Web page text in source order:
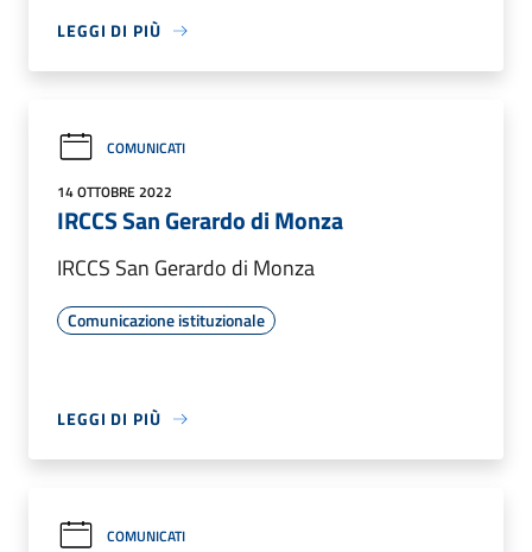
LEGGI DI PIÙ
COMUNICATI
14 OTTOBRE 2022
IRCCS San Gerardo di Monza
IRCCS San Gerardo di Monza
Comunicazione istituzionale
LEGGI DI PIÙ
COMUNICATI